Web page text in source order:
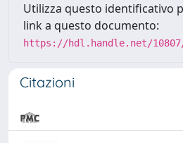
Utilizza questo identificativo
link a questo documento:
https://hdl.handle.net/10807/
Citazioni